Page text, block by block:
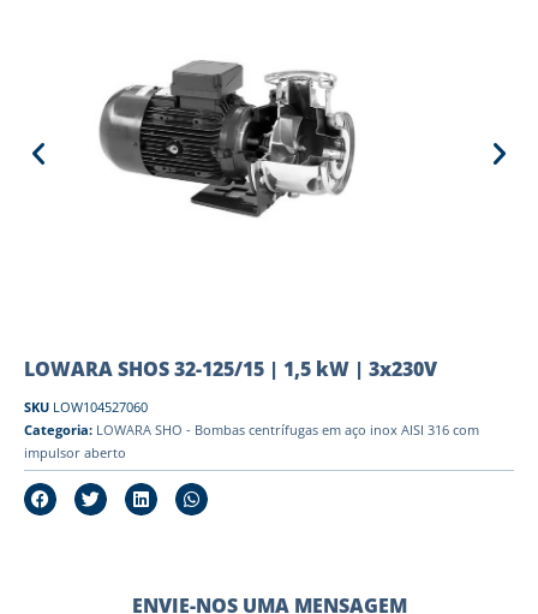
LOWARA SHOS 32-125/15 | 1,5 kW | 3x230V
SKU LOW104527060
Categoria: LOWARA SHO - Bombas centrífugas em aço inox AISI 316 com
impulsor aberto
ENVIE-NOS UMA MENSAGEM